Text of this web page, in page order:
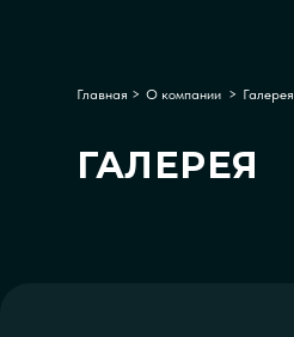
ГАЛЕРЕЯ
> Галерея
> О компании
Главная